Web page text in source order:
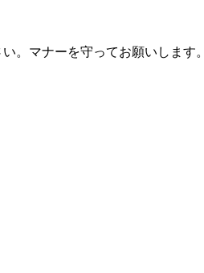
。マナーを守ってお願いします。